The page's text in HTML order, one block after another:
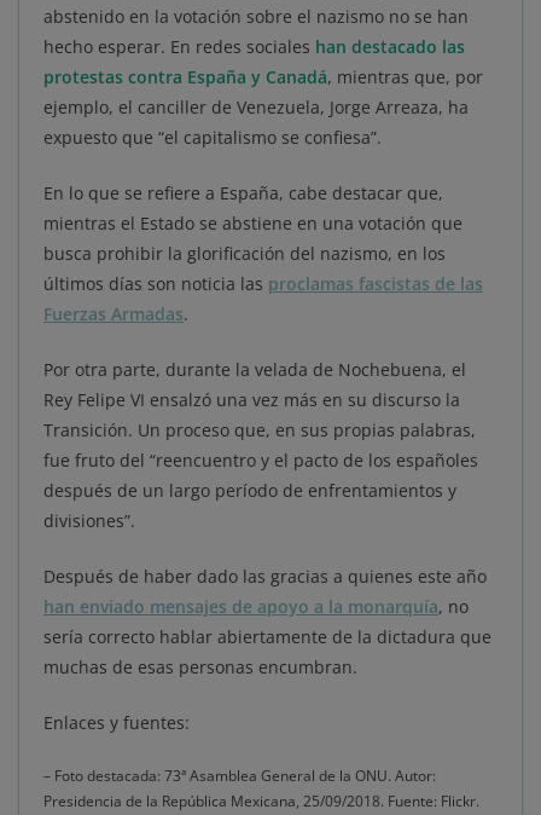
abstenido en la votación sobre el nazismo no se han
hecho esperar. En redes sociales han destacado las
protestas contra España y Canadá, mientras que, por
ejemplo, el canciller de Venezuela, Jorge Arreaza, ha
expuesto que “el capitalismo se confiesa”.
En lo que se refiere a España, cabe destacar que,
mientras el Estado se abstiene en una votación que
busca prohibir la glorificación del nazismo, en los
últimos días son noticia las proclamas fascistas de las
Fuerzas Armadas.
Por otra parte, durante la velada de Nochebuena, el
Rey Felipe VI ensalzó una vez más en su discurso la
Transición. Un proceso que, en sus propias palabras,
fue fruto del “reencuentro y el pacto de los españoles
después de un largo período de enfrentamientos y
divisiones”.
Después de haber dado las gracias a quienes este año
han enviado mensajes de apoyo a la monarquía, no
sería correcto hablar abiertamente de la dictadura que
muchas de esas personas encumbran.
Enlaces y fuentes:
– Foto destacada: 73ª Asamblea General de la ONU. Autor:
Presidencia de la República Mexicana, 25/09/2018. Fuente: Flickr.